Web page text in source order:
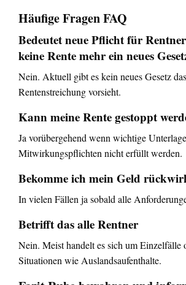
Häufige Fragen FAQ
Bedeutet neue Pflicht für
keine Rente mehr ein neues
Nein. Aktuell gibt es kein neues Gesetz
Rentenstreichung vorsieht.
Kann meine Rente gestoppt
Ja vorübergehend wenn wichtige
Mitwirkungspflichten nicht erfüllt werden.
Bekomme ich mein Geld
In vielen Fällen ja sobald alle
Betrifft das alle Rentner
Nein. Meist handelt es sich um Einzelfälle
Situationen wie Auslandsaufenthalte.